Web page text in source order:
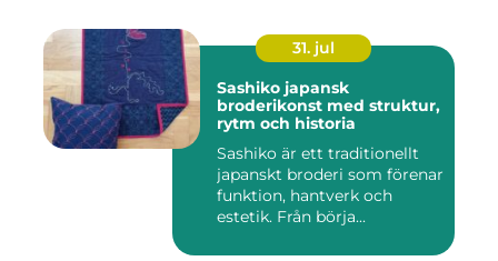
31. jul
Sashiko japansk
broderikonst med struktur,
rytm och historia
Sashiko är ett traditionellt
japanskt broderi som förenar
funktion, hantverk och
estetik. Från börja...